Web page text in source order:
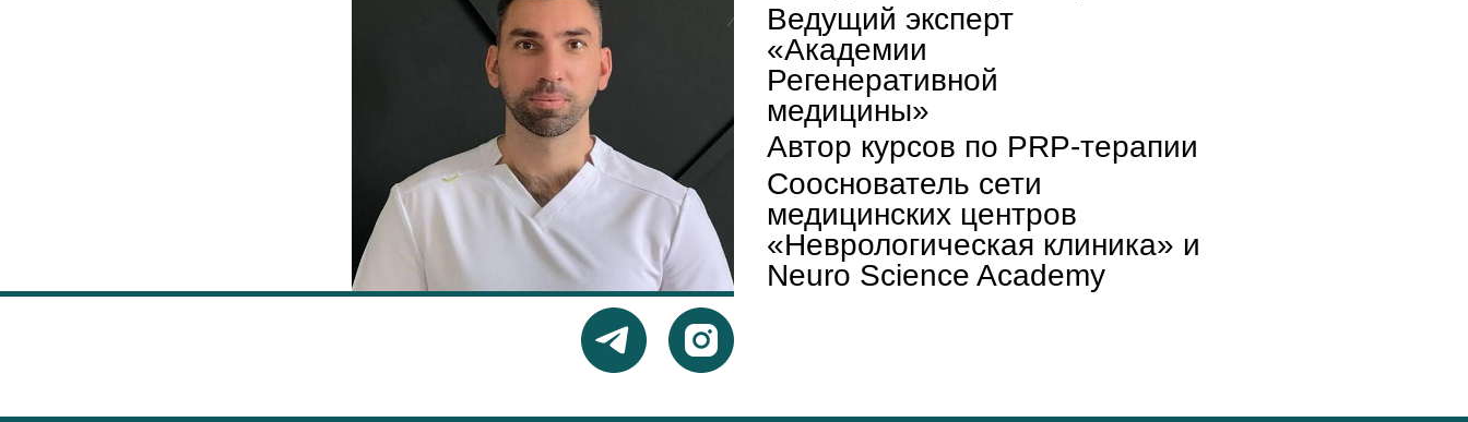
Ведущий эксперт
«Академии
Регенеративной
медицины»
Автор курсов по PRP-терапии
Сооснователь сети
медицинских центров
«Неврологическая клиника» и
Neuro Science Academy